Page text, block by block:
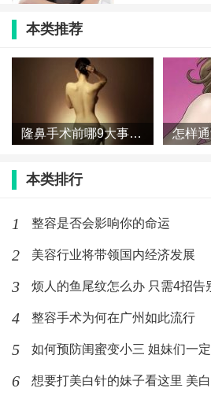
本类推荐
隆鼻手术前哪9大事项要注意
本类排行
1 整容是否会影响你的命运
2 美容行业将带领国内经济发展
3 烦人的鱼尾纹怎么办 只需4招告
4 整容手术为何在广州如此流行
5 如何预防闺蜜变小三 姐妹们一定
6 想要打美白针的妹子看这里 美